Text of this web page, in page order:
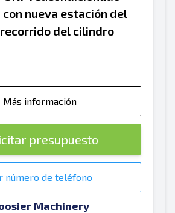
nueva estación del
del cilindro
Más información
presupuesto
número de teléfono
Machinery